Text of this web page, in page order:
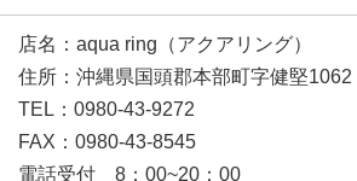
店名：aqua ring（アクアリング）
住所：沖縄県国頭郡本部町字健堅1062
TEL：0980-43-9272
FAX：0980-43-8545
電話受付 8：00~20：00